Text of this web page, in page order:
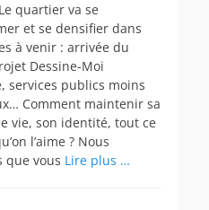
quartier va se
et se densifier dans
à venir : arrivée du
Dessine-Moi
services publics moins
Comment maintenir sa
vie, son identité, tout ce
l’aime ? Nous
que vous Lire plus …